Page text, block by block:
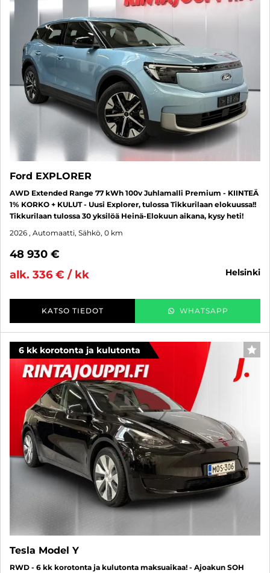
Ford EXPLORER
AWD Extended Range 77 kWh 100v Juhlamalli Premium - KIINTEÄ
1% KORKO + KULUT - Uusi Explorer, tulossa Tikkurilaan elokuussa!!
Tikkurilaan tulossa 30 yksilöä Heinä-Elokuun aikana, kysy heti!
2026 , Automaatti, Sähkö, 0 km
48 930 €
alk. 336 € / kk
helsinki
KATSO TIEDOT WHATSAPP
6 kk korotonta ja kulutonta
Tesla Model Y
RWD - 6 kk korotonta ja kulutonta maksuaikaa! - Ajoakun SOH